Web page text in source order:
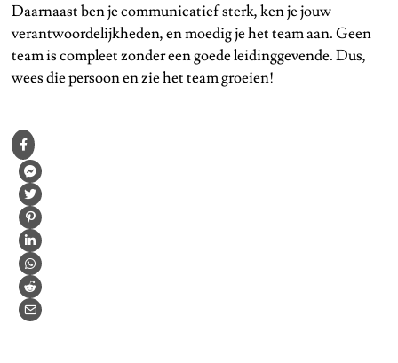
Daarnaast ben je communicatief sterk, ken je jouw
verantwoordelijkheden, en moedig je het team aan. Geen
team is compleet zonder een goede leidinggevende. Dus,
wees die persoon en zie het team groeien!